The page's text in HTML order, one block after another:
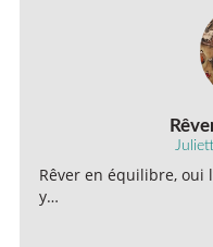
Rêver en équilibre, oui
y…